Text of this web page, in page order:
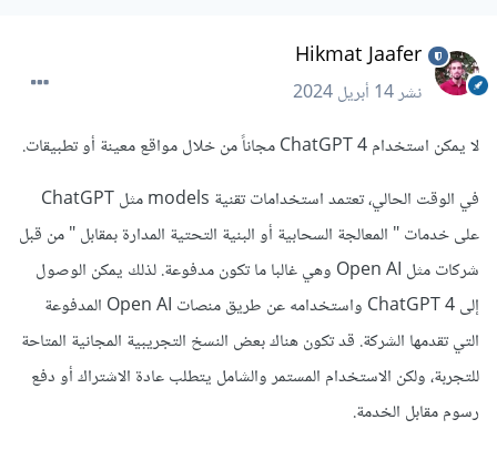
Hikmat Jaafer
نشر14 أبريل 2024
لا يمكن استخدام ChatGPT 4 مجاناً من خلال مواقع معينة أو تطبيقات.
في الوقت الحالي، تعتمد استخدامات تقنية models مثل ChatGPT
على خدمات " المعالجة السحابية أو البنية التحتية المدارة بمقابل " من قبل
شركات مثل Open AI وهي غالبا ما تكون مدفوعة. لذلك يمكن الوصول
إلى ChatGPT 4 واستخدامه عن طريق منصات Open AI المدفوعة
التي تقدمها الشركة. قد تكون هناك بعض النسخ التجريبية المجانية المتاحة
للتجربة، ولكن الاستخدام المستمر والشامل يتطلب عادة الاشتراك أو دفع
رسوم مقابل الخدمة.